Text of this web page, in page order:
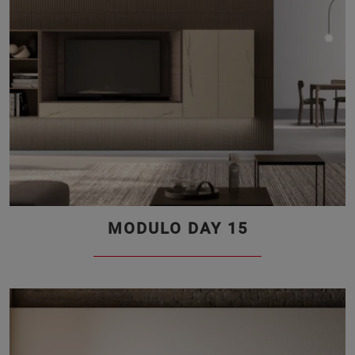
MODULO DAY 15